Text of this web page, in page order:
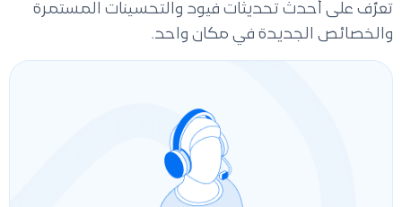
تعرّف على أحدث تحديثات فيود والتحسينات المستمرة
والخصائص الجديدة في مكان واحد.